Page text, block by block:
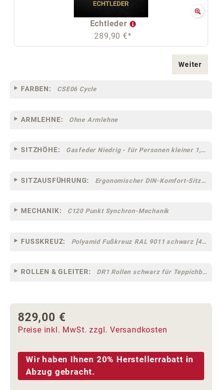
Echtleder
289,90 €*
Weiter
FARBEN: CSE06 Cycle
ARMLEHNE: Ohne Armlehne
SITZHÖHE: Gasfeder Niedrig - für Personen kleiner 1,60 m
SITZAUSFÜHRUNG: Ergonomischer DIN-Komfort-Sitz [75]
MECHANIK: C120 Punkt Synchron-Mechanik
FUSSKREUZ: Polyamid Fußkreuz RAL 9011 schwarz [44]
ROLLEN & GLEITER: DR1 Rollen schwarz für Teppichböden [10]
Regulärer Preis:
829,00 €
Preise inkl. MwSt. zzgl. Versandkosten
Wir haben Ihnen 20% Herstellerrabatt in
Abzug gebracht.